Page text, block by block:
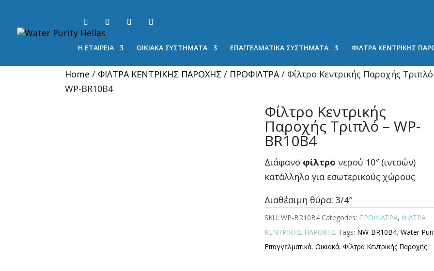
Η ΕΤΑΙΡΕΙΑ ΟΙΚΙΑΚΑ ΣΥΣΤΗΜΑΤΑ ΕΠΑΓΓΕΛΜΑΤΙΚΑ ΣΥΣΤΗΜΑΤΑ ΦΙΛΤΡΑ ΚΕΝΤΡΙΚΗΣ
Home / ΦΙΛΤΡΑ ΚΕΝΤΡΙΚΗΣ ΠΑΡΟΧΗΣ / ΠΡΟΦΙΛΤΡΑ/ Φίλτρο Κεντρικής Παροχής
WP-BR10B4
Φίλτρο Κεντρικής
Παροχής Τριπλό – WP-
BR10B4
Διάφανο φίλτρο νερού 10″ (ιντσών)
κατάλληλο για εσωτερικούς χώρους
Διαθέσιμη θύρα: 3/4″
SKU:WP-BR10B4 Categories: ΠΡΟΦΙΛΤΡΑ, ΦΙΛΤΡΑ
ΚΕΝΤΡΙΚΗΣ ΠΑΡΟΧΗΣ Tags: NW-BR10B4,Water
Επαγγελματικά,Οικιακά,Φίλτρα Κεντρικής Παροχής